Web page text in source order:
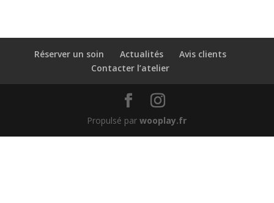
Réserver un soin Actualités
Avis clients
Contacter l’atelier
Propulsé parwooplay.fr